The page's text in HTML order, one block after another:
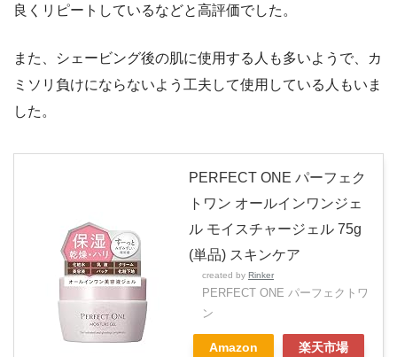
良くリピートしているなどと高評価でした。
また、シェービング後の肌に使用する人も多いようで、カ
ミソリ負けにならないよう工夫して使用している人もいま
した。
PERFECT ONE パーフェク
トワン オールインワンジェ
ル モイスチャージェル 75g
(単品) スキンケア
created by Rinker
PERFECT ONE パーフェクトワ
ン
Amazon 楽天市場